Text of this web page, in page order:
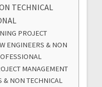
TECHNICAL
PROJECT
ENGINEERS & NON
MANAGEMENT
& NON TECHNICAL